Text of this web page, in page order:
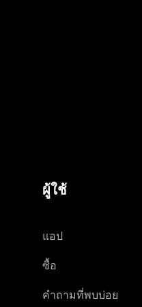
ผู้ใช้
แอป
ซื้อ
คำถามที่พบบ่อย